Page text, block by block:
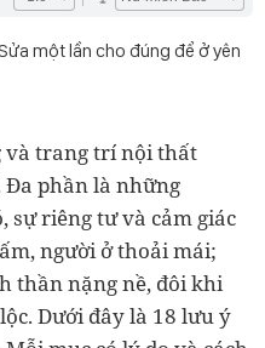
một lần cho đúng để ở yên
và trang trí nội thất
phần là những
sự riêng tư và cảm giác
người ở thoải mái;
thần nặng nề, đôi khi
Dưới đây là 18 lưu ý